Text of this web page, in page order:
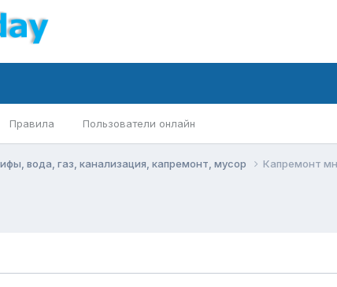
Правила Пользователи онлайн
вода, газ, канализация, капремонт, мусор Капремонт